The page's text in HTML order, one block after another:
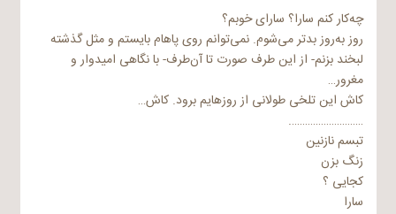
چه‌کار کنم سارا؟ سارای خوبم؟
روز به‌روز بدتر می‌شوم. نمی‌توانم روی پاهام بایستم و مثل گذشته
لبخند بزنم- از این طرف صورت تا آن‌طرف- با نگاهی امیدوار و
مغرور…
کاش این تلخی طولانی از روزهایم برود. کاش…
……………………….
تبسم نازنین
زنگ بزن
کجایی ؟
سارا